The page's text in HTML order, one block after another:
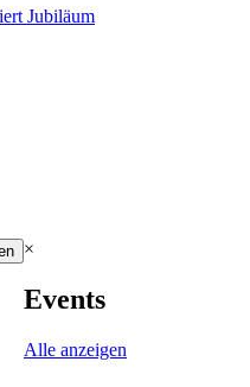
Jubiläum
×
Events
Alle anzeigen